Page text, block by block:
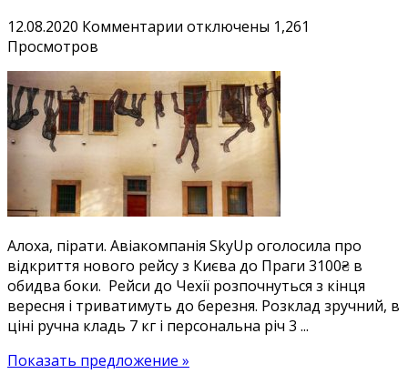
12.08.2020 Комментарии к
Нові,
прямі,
дешеві:
з
Києва
у
Прагу
3100₴.
SkyUp
в
Чехію,
безліч
дат
вересні-
отключены 1,261
Просмотров
Алоха, пірати. Авіакомпанія SkyUp оголосила про
відкриття нового рейсу з Києва до Праги 3100₴ в
обидва боки. Рейси до Чехії розпочнуться з кінця
вересня і триватимуть до березня. Розклад зручний, в
ціні ручна кладь 7 кг і персональна річ 3 ...
Показать предложение »